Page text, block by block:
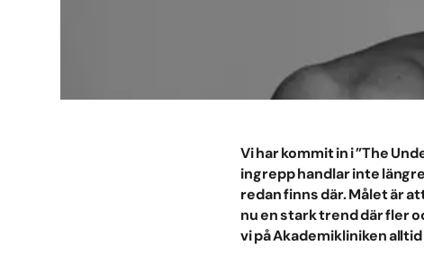
Vi har kommit in i ”The
ingrepp handlar inte
redan finns där. Målet är
nu en stark trend där fler
vi på Akademikliniken